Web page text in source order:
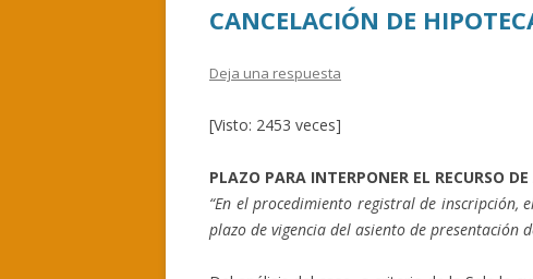
CANCELACIÓN DE
Deja una respuesta
[Visto: 2453 veces]
PLAZO PARA INTERPONER EL RECURSO
“En el procedimiento registral de inscripción,
plazo de vigencia del asiento de presentación